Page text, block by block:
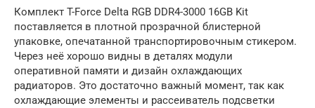
Комплект T-Force Delta RGB DDR4-3000 16GB Kit
поставляется в плотной прозрачной блистерной
упаковке, опечатанной транспортировочным стикером.
Через неё хорошо видны в деталях модули
оперативной памяти и дизайн охлаждающих
радиаторов. Это достаточно важный момент, так как
охлаждающие элементы и рассеиватель подсветки